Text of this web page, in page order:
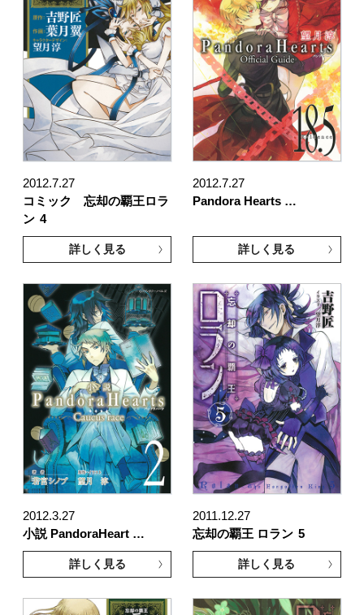
2012.7.27
コミック 忘却の覇王ロラ
ン 4
詳しく見る
2012.7.27
Pandora Hearts …
詳しく見る
2012.3.27
小説 PandoraHeart …
詳しく見る
2011.12.27
忘却の覇王 ロラン 5
詳しく見る